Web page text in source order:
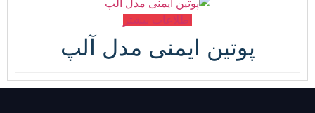
اطلاعات بیشتر
پوتین ایمنی مدل آلپ